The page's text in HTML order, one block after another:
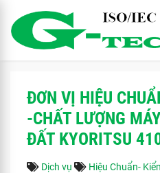
ĐƠN VỊ HIỆU
-CHẤT LƯỢNG
ĐẤT KYORITSU
Dịch vụ Hiệu Chuẩn-